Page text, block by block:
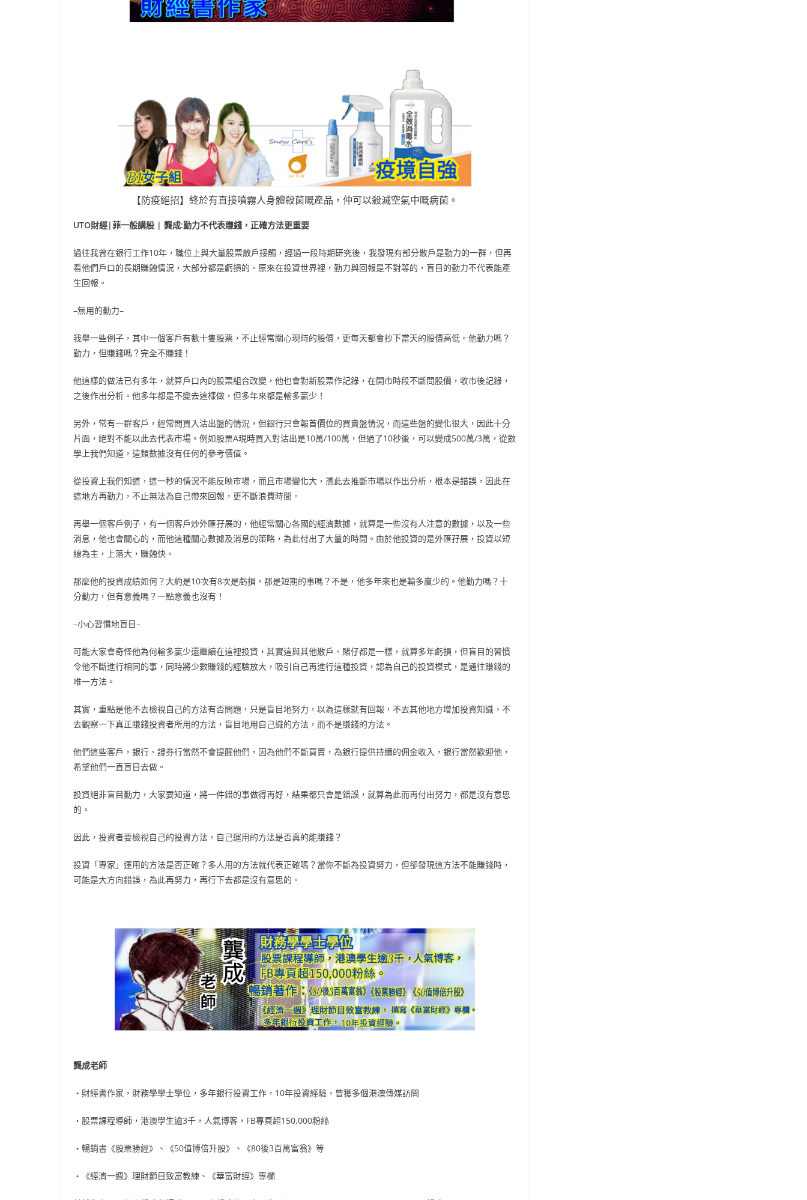
【防疫絕招】終於有直接噴霧人身體殺菌嘅產品，仲可以殺滅空氣中嘅病菌。
UTO財經|菲一般講股 | 龔成:勤力不代表賺錢，正確方法更重要
過往我曾在銀行工作10年，職位上與大量股票散戶接觸，經過一段時期研究後，我發現有部分散戶是勤力的一群，但再
看他們戶口的長期賺蝕情況，大部分都是虧損的。原來在投資世界裡，勤力與回報是不對等的，盲目的勤力不代表能產
生回報。
–無用的勤力–
我舉一些例子，其中一個客戶有數十隻股票，不止經常關心現時的股價，更每天都會抄下當天的股價高低。他勤力嗎？
勤力，但賺錢嗎？完全不賺錢！
他這樣的做法已有多年，就算戶口內的股票組合改變，他也會對新股票作記錄，在開市時段不斷問股價，收市後記錄，
之後作出分析。他多年都是不變去這樣做，但多年來都是輸多贏少！
另外，常有一群客戶，經常問買入沽出盤的情況，但銀行只會報首價位的買賣盤情況，而這些盤的變化很大，因此十分
片面，絕對不能以此去代表市場。例如股票A現時買入對沽出是10萬/100萬，但過了10秒後，可以變成500萬/3萬，從數
學上我們知道，這類數據沒有任何的參考價值。
從投資上我們知道，這一秒的情況不能反映市場，而且市場變化大，憑此去推斷市場以作出分析，根本是錯誤，因此在
這地方再勤力，不止無法為自己帶來回報，更不斷浪費時間。
再舉一個客戶例子，有一個客戶炒外匯孖展的，他經常關心各國的經濟數據，就算是一些沒有人注意的數據，以及一些
消息，他也會關心的，而他這種關心數據及消息的策略，為此付出了大量的時間。由於他投資的是外匯孖展，投資以短
線為主，上落大，賺蝕快。
那麼他的投資成績如何？大約是10次有8次是虧損，那是短期的事嗎？不是，他多年來也是輸多贏少的。他勤力嗎？十
分勤力，但有意義嗎？一點意義也沒有！
–小心習慣地盲目–
可能大家會奇怪他為何輸多贏少還繼續在這裡投資，其實這與其他散戶、賭仔都是一樣，就算多年虧損，但盲目的習慣
令他不斷進行相同的事，同時將少數賺錢的經驗放大，吸引自己再進行這種投資，認為自己的投資模式，是通往賺錢的
唯一方法。
其實，重點是他不去檢視自己的方法有否問題，只是盲目地努力，以為這樣就有回報，不去其他地方增加投資知識，不
去觀察一下真正賺錢投資者所用的方法，盲目地用自己識的方法，而不是賺錢的方法。
他們這些客戶，銀行、證券行當然不會提醒他們，因為他們不斷買賣，為銀行提供持續的佣金收入，銀行當然歡迎他，
希望他們一直盲目去做。
投資絕非盲目勤力，大家要知道，將一件錯的事做得再好，結果都只會是錯誤，就算為此而再付出努力，都是沒有意思
的。
因此，投資者要檢視自己的投資方法，自己運用的方法是否真的能賺錢？
投資「專家」運用的方法是否正確？多人用的方法就代表正確嗎？當你不斷為投資努力，但卻發現這方法不能賺錢時，
可能是大方向錯誤，為此再努力，再行下去都是沒有意思的。
龔成老師
‧財經書作家，財務學學士學位，多年銀行投資工作，10年投資經驗，曾獲多個港澳傳媒訪問
‧股票課程導師，港澳學生逾3千，人氣博客，FB專頁超150,000粉絲
‧暢銷書《股票勝經》、《50值博倍升股》、《80後3百萬富翁》等
‧《經濟一週》理財節目致富教練、《華富財經》專欄